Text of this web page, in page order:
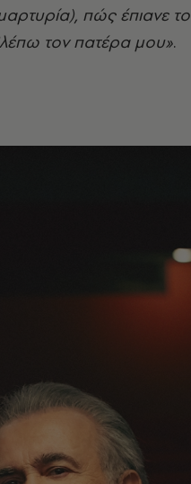
πώς έπιανε το
τον πατέρα μου».